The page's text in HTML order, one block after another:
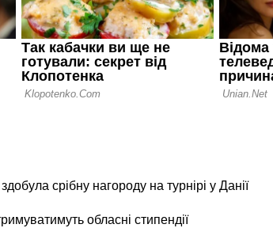
срібну нагороду на турнірі у Данії
обласні стипендії